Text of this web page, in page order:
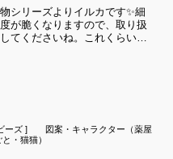
シリーズよりイルカです✨細
が脆くなりますので、取り扱
てくださいね。これくらいの
ーズ ] 図案・キャラクター（薬屋
・猫猫）